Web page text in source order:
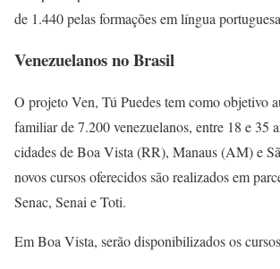
de 1.440 pelas formações em língua
Venezuelanos no Brasil
O projeto Ven, Tú Puedes tem como objetivo
familiar de 7.200 venezuelanos, entre 18 e 35
cidades de Boa Vista (RR), Manaus (AM) e
novos cursos oferecidos são realizados em
Senac, Senai e Toti.
Em Boa Vista, serão disponibilizados os